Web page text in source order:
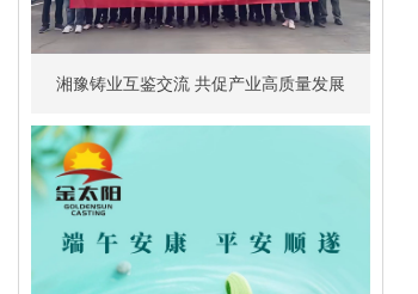
湘豫铸业互鉴交流 共促产业高质量发展